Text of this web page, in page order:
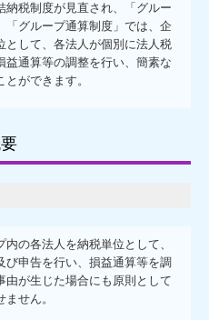
税制度が見直され、「グルー
「グループ通算制度」では、企
として、各法人が個別に法人税
通算等の調整を行い、簡素な
ができます。
の各法人を納税単位として、
申告を行い、損益通算等を調
が生じた場合にも原則として
せん。